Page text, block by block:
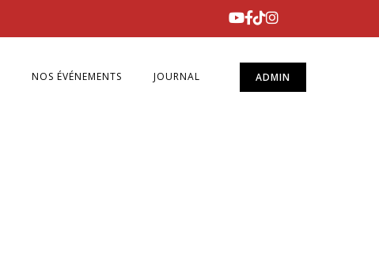
ADMIN
NOS ÉVÉNEMENTS JOURNAL